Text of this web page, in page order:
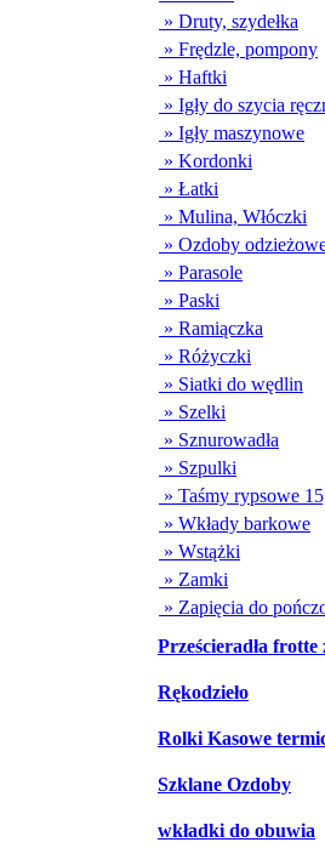
» Druty, szydełka
» Frędzle, pompony
» Haftki
» Igły do szycia
» Igły maszynowe
» Kordonki
» Łatki
» Mulina, Włóczki
» Ozdoby
» Parasole
» Paski
» Ramiączka
» Różyczki
» Siatki do wędlin
» Szelki
» Sznurowadła
» Szpulki
» Taśmy rypsowe
» Wkłady barkowe
» Wstążki
» Zamki
» Zapięcia do
Prześcieradła frotte
Rękodzieło
Rolki Kasowe
Szklane Ozdoby
wkładki do obuwia